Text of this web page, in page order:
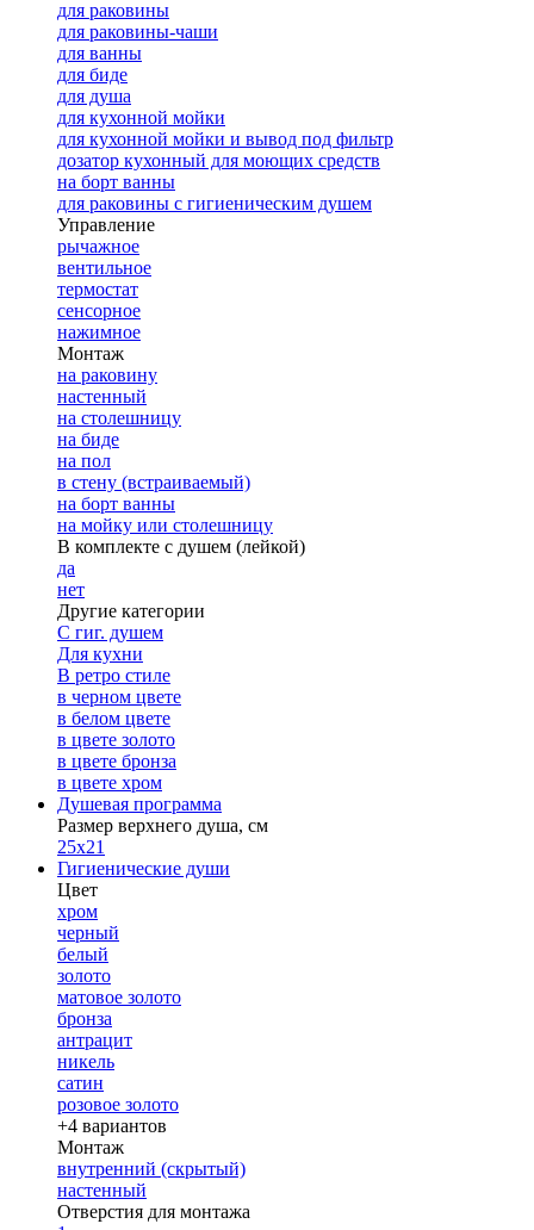
для раковины
для раковины-чаши
для ванны
для биде
для душа
для кухонной мойки
для кухонной мойки и вывод под фильтр
дозатор кухонный для моющих средств
на борт ванны
для раковины с гигиеническим душем
Управление
рычажное
вентильное
термостат
сенсорное
нажимное
Монтаж
на раковину
настенный
на столешницу
на биде
на пол
в стену (встраиваемый)
на борт ванны
на мойку или столешницу
В комплекте с душем (лейкой)
да
нет
Другие категории
С гиг. душем
Для кухни
В ретро стиле
в черном цвете
в белом цвете
в цвете золото
в цвете бронза
в цвете хром
Душевая программа
Размер верхнего душа, см
25х21
Гигиенические души
Цвет
хром
черный
белый
золото
матовое золото
бронза
антрацит
никель
сатин
розовое золото
+4 вариантов
Монтаж
внутренний (скрытый)
настенный
Отверстия для монтажа